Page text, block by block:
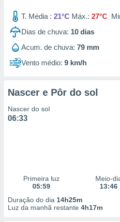
T. Média : 21°C Máx.: 27°C
Dias de chuva: 10 dias
Acum. de chuva: 79 mm
Vento médio: 9 km/h
Nascer e Pôr do sol
Nascer do sol
06:33
Primeira luz
05:59
Meio-
13:46
Duração do dia 14h25m
Luz da manhã restante 4h17m